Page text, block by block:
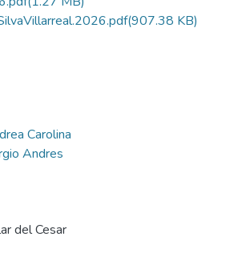
(907.38 KB)
Carolina
Andres
del Cesar